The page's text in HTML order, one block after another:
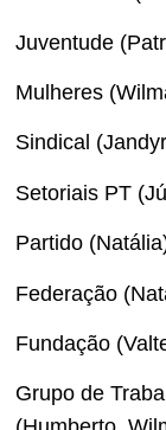
Juventude
Mulheres
Sindical
Setoriais PT
Partido
Federação
Fundação
Grupo de